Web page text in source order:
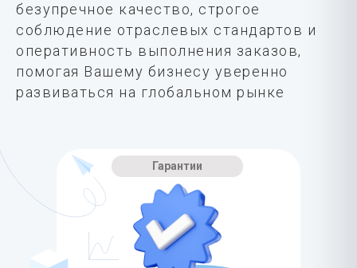
безупречное качество, строгое
соблюдение отраслевых стандартов и
оперативность выполнения заказов,
помогая Вашему бизнесу уверенно
развиваться на глобальном рынке
Гарантии